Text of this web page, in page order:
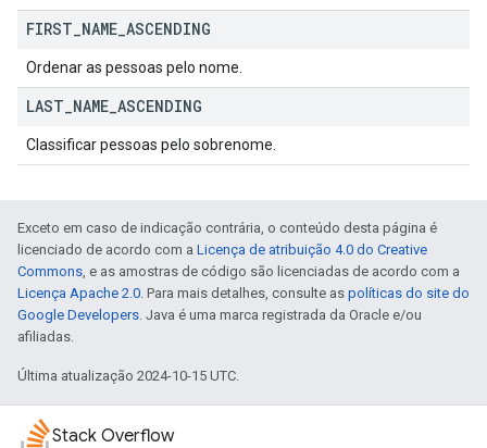
FIRST NAME ASCENDING
Ordenar as pessoas pelo nome.
LAST NAME ASCENDING
Classificar pessoas pelo sobrenome.
Exceto em caso de indicação contrária, o conteúdo desta página é
licenciado de acordo com a Licença de atribuição 4.0 do Creative
Commons, e as amostras de código são licenciadas de acordo com a
Licença Apache 2.0. Para mais detalhes, consulte as políticas do site do
Google Developers. Java é uma marca registrada da Oracle e/ou
afiliadas.
Última atualização 2024-10-15 UTC.
Stack Overflow